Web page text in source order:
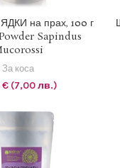
= 1.95583 BGN
В КОЛИЧКАТА
на прах, 100 г
Sapindus
За коса
€ (7,00 лв.)